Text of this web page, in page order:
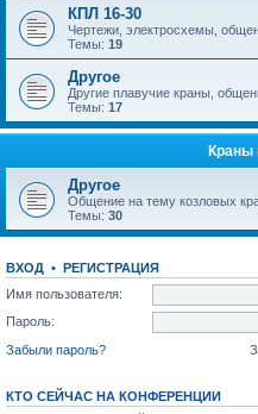
КПЛ 16-30
Чертежи, электросхемы,
Темы: 19
Другое
Другие плавучие краны,
Темы: 17
Краны
Другое
Общение на тему козловых
Темы: 30
ВХОД • РЕГИСТРАЦИЯ
Имя пользователя:
Пароль:
Забыли пароль?
КТО СЕЙЧАС НА КОНФЕРЕНЦИИ